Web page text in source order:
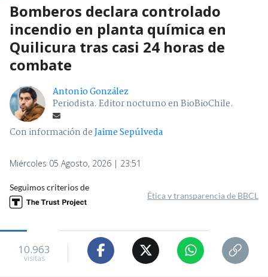
Bomberos declara controlado
incendio en planta química en
Quilicura tras casi 24 horas de
combate
Antonio González
Periodista. Editor nocturno en BioBioChile.
Con información deJaime Sepúlveda
Miércoles 05 Agosto, 2026 | 23:51
Seguimos criterios de
Ética y transparencia de BBCL
10.963
visitas